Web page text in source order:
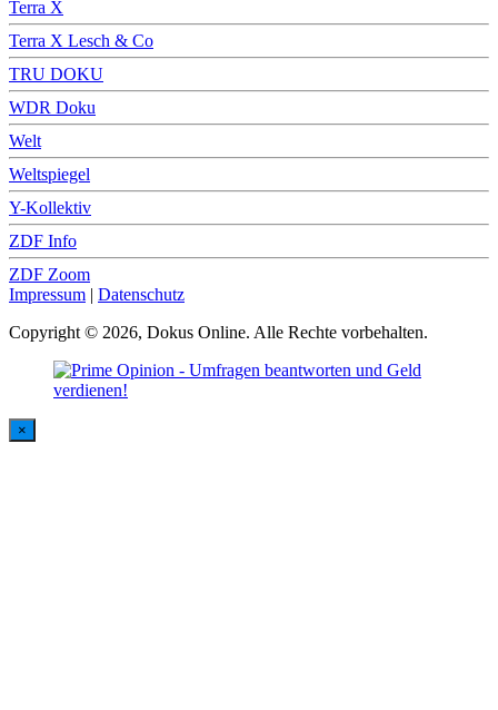
Terra X
Terra X Lesch & Co
TRU DOKU
WDR Doku
Welt
Weltspiegel
Y-Kollektiv
ZDF Info
ZDF Zoom
Impressum | Datenschutz
Copyright © 2026, Dokus Online. Alle Rechte vorbehalten.
×